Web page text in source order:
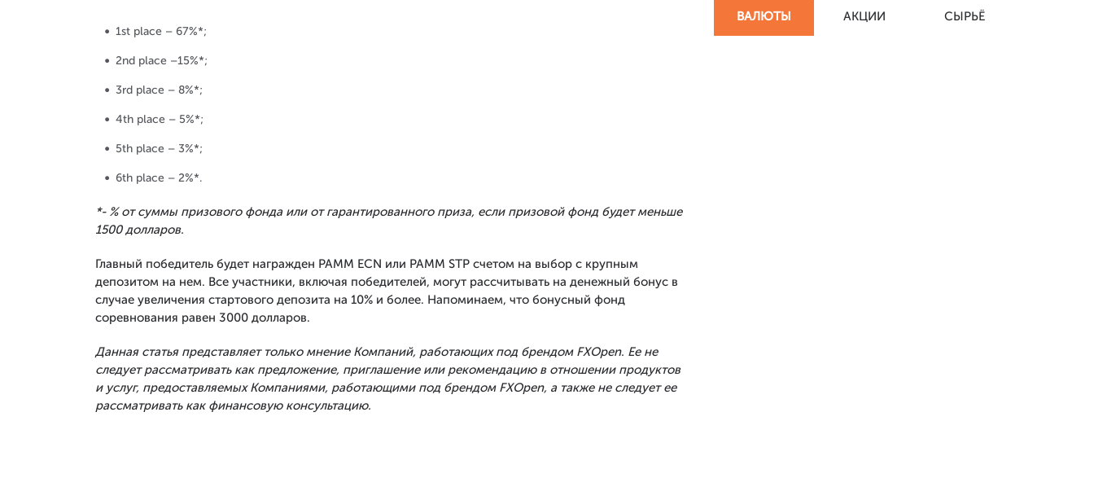
1st place – 67%*;
2nd place –15%*;
3rd place – 8%*;
4th place – 5%*;
5th place – 3%*;
6th place – 2%*.
*- % от суммы призового фонда или от гарантированного приза, если призовой фонд будет меньше
1500 долларов.
Главный победитель будет награжден PAMM ECN или PAMM STP счетом на выбор с крупным
депозитом на нем. Все участники, включая победителей, могут рассчитывать на денежный бонус в
случае увеличения стартового депозита на 10% и более. Напоминаем, что бонусный фонд
соревнования равен 3000 долларов.
Данная статья представляет только мнение Компаний, работающих под брендом FXOpen. Ее не
следует рассматривать как предложение, приглашение или рекомендацию в отношении продуктов
и услуг, предоставляемых Компаниями, работающими под брендом FXOpen, а также не следует ее
рассматривать как финансовую консультацию.
ВАЛЮТЫ АКЦИИ СЫРЬЁ